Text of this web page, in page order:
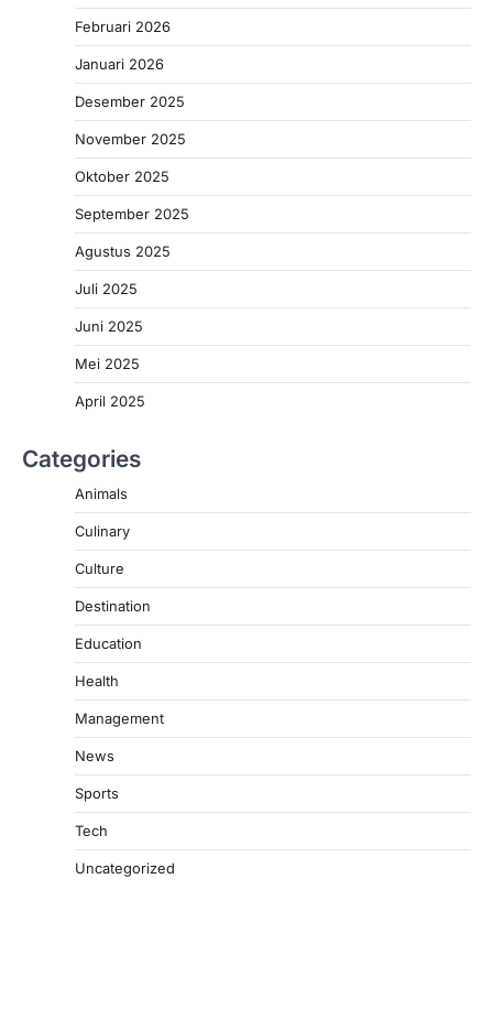
Februari 2026
Januari 2026
Desember 2025
November 2025
Oktober 2025
September 2025
Agustus 2025
Juli 2025
Juni 2025
Mei 2025
April 2025
Categories
Animals
Culinary
Culture
Destination
Education
Health
Management
News
Sports
Tech
Uncategorized